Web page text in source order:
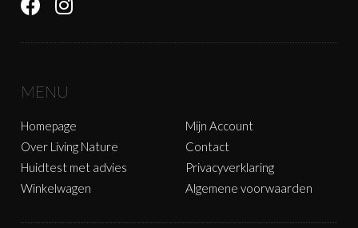
MENU
Homepage
Over Living Nature
Huidtest met advies
Winkelwagen
Mijn Account
Contact
Privacyverklaring
Algemene voorwaarden